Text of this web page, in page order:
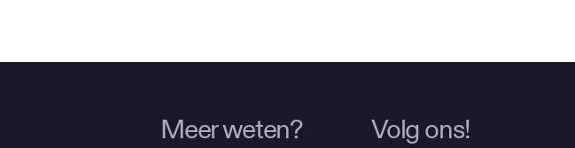
Meer weten? Volg ons!